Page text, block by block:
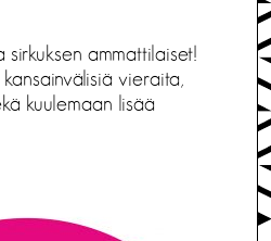
sirkuksen ammattilaiset!
vieraita,
kuulemaan lisää